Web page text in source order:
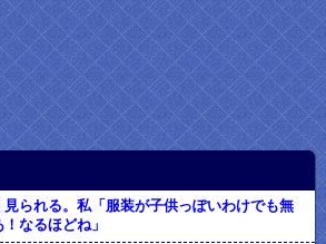
られる。私「服装が子供っぽいわけでも無
なるほどね」